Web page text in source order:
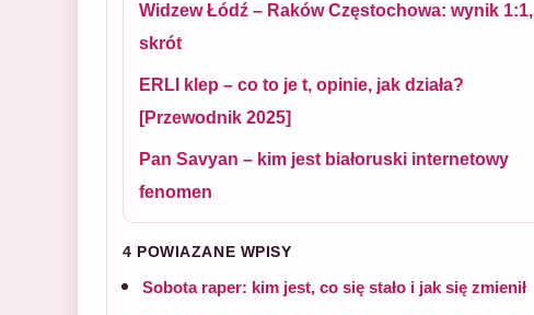
Widzew Łódź – Raków Częstochowa: wynik 1:1,
skrót
ERLI klep – co to je t, opinie, jak działa?
[Przewodnik 2025]
Pan Savyan – kim jest białoruski internetowy
fenomen
4 POWIAZANE WPISY
Sobota raper: kim jest, co się stało i jak się zmienił